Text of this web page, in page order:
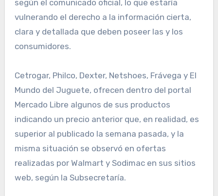
según el comunicado oficial, lo que estaría
vulnerando el derecho a la información cierta,
clara y detallada que deben poseer las y los
consumidores.
Cetrogar, Philco, Dexter, Netshoes, Frávega y El
Mundo del Juguete, ofrecen dentro del portal
Mercado Libre algunos de sus productos
indicando un precio anterior que, en realidad, es
superior al publicado la semana pasada, y la
misma situación se observó en ofertas
realizadas por Walmart y Sodimac en sus sitios
web, según la Subsecretaría.